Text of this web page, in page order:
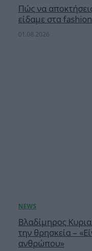
Πώς να
είδαμε στα
01.08.2026
Βλαδίμηρος
την θρησκεία –
ανθρώπου»